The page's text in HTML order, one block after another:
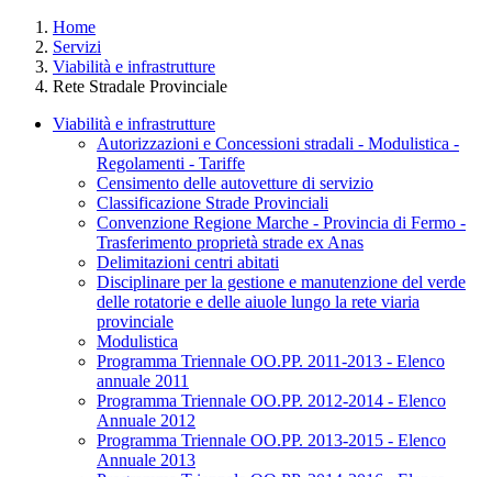
Home
Servizi
Viabilità e infrastrutture
Rete Stradale Provinciale
Viabilità e infrastrutture
Autorizzazioni e Concessioni stradali - Modulistica -
Regolamenti - Tariffe
Censimento delle autovetture di servizio
Classificazione Strade Provinciali
Convenzione Regione Marche - Provincia di Fermo -
Trasferimento proprietà strade ex Anas
Delimitazioni centri abitati
Disciplinare per la gestione e manutenzione del verde
delle rotatorie e delle aiuole lungo la rete viaria
provinciale
Modulistica
Programma Triennale OO.PP. 2011-2013 - Elenco
annuale 2011
Programma Triennale OO.PP. 2012-2014 - Elenco
Annuale 2012
Programma Triennale OO.PP. 2013-2015 - Elenco
Annuale 2013